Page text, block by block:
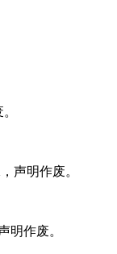
声明作废。
明作废。